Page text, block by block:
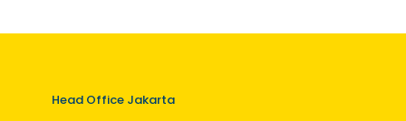
Head Office Jakarta